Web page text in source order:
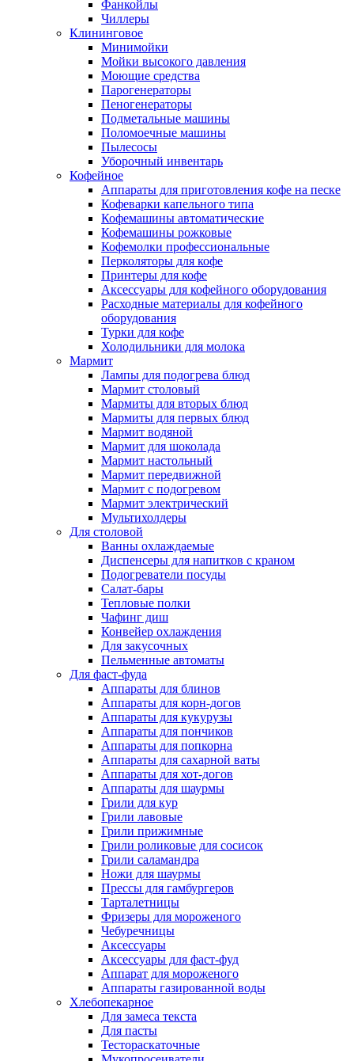
Фанкойлы
Чиллеры
Клининговое
Минимойки
Мойки высокого давления
Моющие средства
Парогенераторы
Пеногенераторы
Подметальные машины
Поломоечные машины
Пылесосы
Уборочный инвентарь
Кофейное
Аппараты для приготовления кофе на песке
Кофеварки капельного типа
Кофемашины автоматические
Кофемашины рожковые
Кофемолки профессиональные
Перколяторы для кофе
Принтеры для кофе
Аксессуары для кофейного оборудования
Расходные материалы для кофейного
оборудования
Турки для кофе
Холодильники для молока
Мармит
Лампы для подогрева блюд
Мармит столовый
Мармиты для вторых блюд
Мармиты для первых блюд
Мармит водяной
Мармит для шоколада
Мармит настольный
Мармит передвижной
Мармит с подогревом
Мармит электрический
Мультихолдеры
Для столовой
Ванны охлаждаемые
Диспенсеры для напитков с краном
Подогреватели посуды
Салат-бары
Тепловые полки
Чафинг диш
Конвейер охлаждения
Для закусочных
Пельменные автоматы
Для фаст-фуда
Аппараты для блинов
Аппараты для корн-догов
Аппараты для кукурузы
Аппараты для пончиков
Аппараты для попкорна
Аппараты для сахарной ваты
Аппараты для хот-догов
Аппараты для шаурмы
Грили для кур
Грили лавовые
Грили прижимные
Грили роликовые для сосисок
Грили саламандра
Ножи для шаурмы
Прессы для гамбургеров
Тарталетницы
Фризеры для мороженого
Чебуречницы
Аксессуары
Аксессуары для фаст-фуд
Аппарат для мороженого
Аппараты газированной воды
Хлебопекарное
Для замеса текста
Для пасты
Тестораскаточные